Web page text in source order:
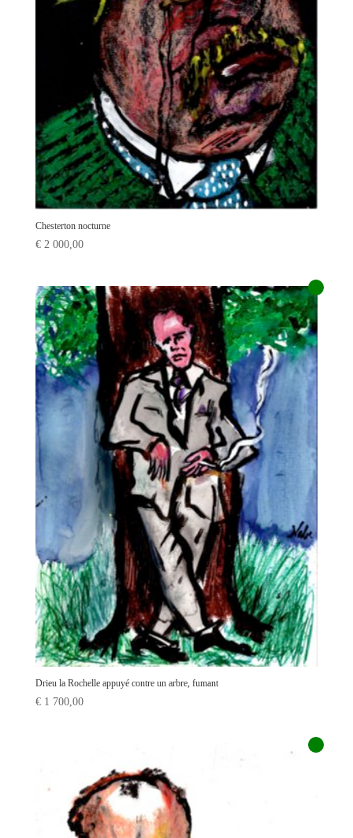
Chesterton nocturne
€2 000,00
Drieu la Rochelle appuyé contre un arbre, fumant
€1 700,00